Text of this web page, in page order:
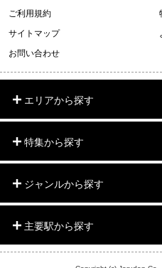
ご利用規約
サイトマップ
お問い合わせ
エリアから探す
特集から探す
ジャンルから探す
主要駅から探す